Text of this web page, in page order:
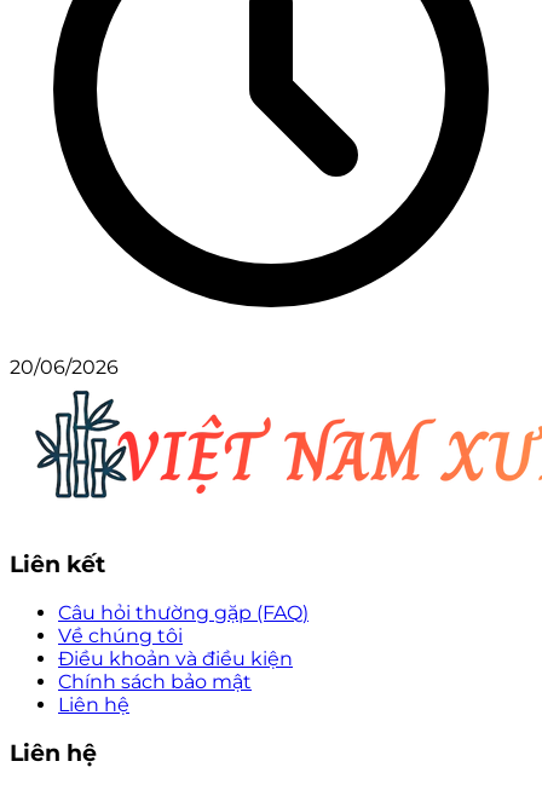
20/06/2026
Liên kết
Câu hỏi thường gặp (FAQ)
Về chúng tôi
Điều khoản và điều kiện
Chính sách bảo mật
Liên hệ
Liên hệ